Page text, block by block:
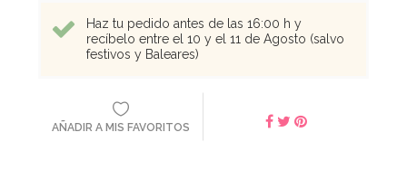
Haz tu pedido antes de las 16:00 h y
recíbelo entre el 10 y el 11 de Agosto (salvo
festivos y Baleares)
AÑADIR A MIS FAVORITOS